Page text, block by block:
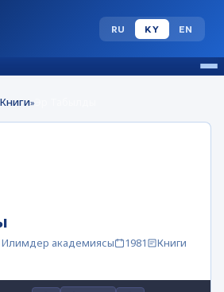
RU KY EN
Книги»
академиясы 1981
Книги